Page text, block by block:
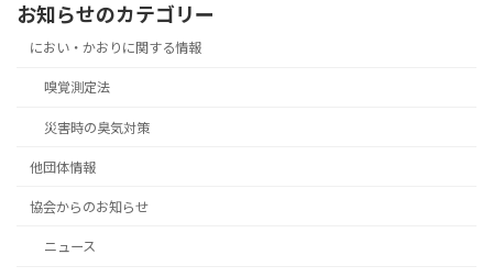
お知らせのカテゴリー
におい・かおりに関する情報
嗅覚測定法
災害時の臭気対策
他団体情報
協会からのお知らせ
ニュース